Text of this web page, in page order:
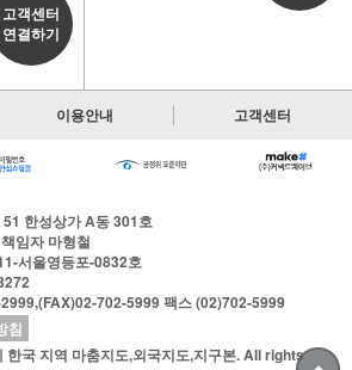
고객센터
연결하기
이용안내 고객센터
한성상가 A동 301호
임자마형철
서울영등포-0832호
702-5999팩스(02)702-5999
침
국 지역 마춤지도,외국지도,지구본. All rights